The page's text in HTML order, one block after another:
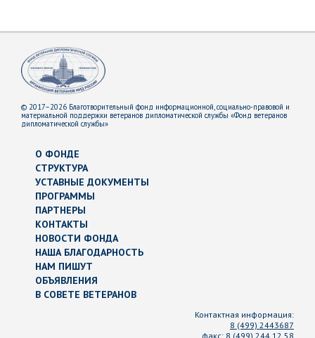
© 2017–2026 Благотворительный фонд информационной, социально-правовой и
материальной поддержки ветеранов дипломатической службы «Фонд ветеранов
дипломатической службы»
О ФОНДЕ
СТРУКТУРА
УСТАВНЫЕ ДОКУМЕНТЫ
ПРОГРАММЫ
ПАРТНЕРЫ
КОНТАКТЫ
НОВОСТИ ФОНДА
НАША БЛАГОДАРНОСТЬ
НАМ ПИШУТ
ОБЪЯВЛЕНИЯ
В СОВЕТЕ ВЕТЕРАНОВ
Контактная информация:
8 (499) 2443687
факс: 8 (499) 244 12 58